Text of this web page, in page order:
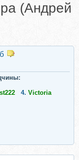
(Андрей
4. Victoria